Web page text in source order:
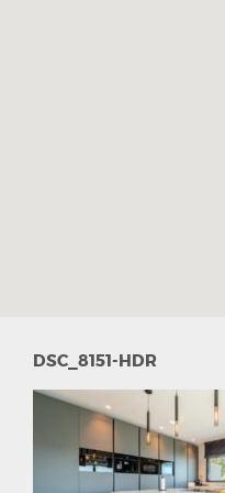
DSC_8151-HDR